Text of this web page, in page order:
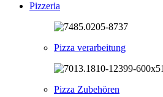
Pizzeria
Pizza verarbeitung
Pizza Zubehören